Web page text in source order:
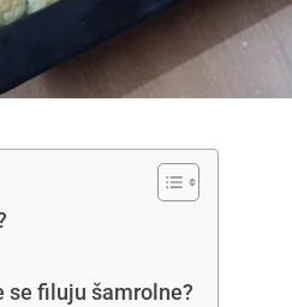
se filuju šamrolne?